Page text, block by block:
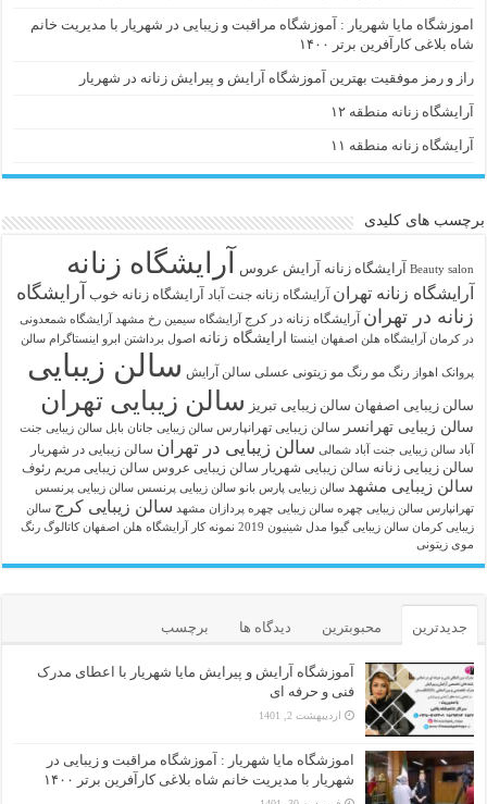
اموزشگاه مایا شهریار : آموزشگاه مراقبت و زیبایی در شهریار با مدیریت خانم
شاه بلاغی کارآفرین برتر ۱۴۰۰
راز و رمز موفقیت بهترین آموزشگاه آرایش و پیرایش زنانه در شهریار
آرایشگاه زنانه منطقه ۱۲
آرایشگاه زنانه منطقه ۱۱
برچسب های کلیدی
Beauty salon آرايشگاه زنانه آرایش عروس آرایشگاه زنانه
آرایشگاه زنانه تهران آرایشگاه زنانه جنت آباد آرایشگاه زنانه خوب آرایشگاه
زنانه در تهران آرایشگاه زنانه در کرج آرایشگاه سیمین رخ مشهد
آرایشگاه شمعدونی
در کرمان آرایشگاه هلن اصفهان اینستا ارایشگاه زنانه اصول برداشتن ابرو اینستاگرام سالن
پروانک اهواز رنگ مو رنگ مو زیتونی عسلی سالن آرایش سالن زیبایی
سالن زیبایی اصفهان سالن زیبایی تبریز سالن زیبایی تهران
سالن زیبایی تهرانسر سالن زیبایی تهرانپارس سالن زیبایی جانان بابل سالن زیبایی جنت
آباد سالن زیبایی جنت آباد شمالی سالن زیبایی در تهران سالن زیبایی در شهریار
سالن زیبایی زنانه سالن زیبایی شهریار سالن زیبایی عروس سالن زیبایی مریم رئوف
سالن زیبایی مشهد سالن زیبایی پارس بانو سالن زیبایی پرنسس سالن زیبایی پرنسس
تهرانپارس سالن زیبایی چهره سالن زیبایی چهره پردازان مشهد سالن زیبایی کرج سالن
زیبایی کرمان سالن زیبایی گیوا مدل شینیون 2019 نمونه کار آرایشگاه هلن اصفهان کاتالوگ رنگ
موی زیتونی
جدیدترین محبوبترین دیدگاه ها برچسب
آموزشگاه آرایش و پیرایش مایا شهریار با اعطای مدرک
فنی و حرفه ای
اردیبهشت 2, 1401
اموزشگاه مایا شهریار : آموزشگاه مراقبت و زیبایی در
شهریار با مدیریت خانم شاه بلاغی کارآفرین برتر ۱۴۰۰